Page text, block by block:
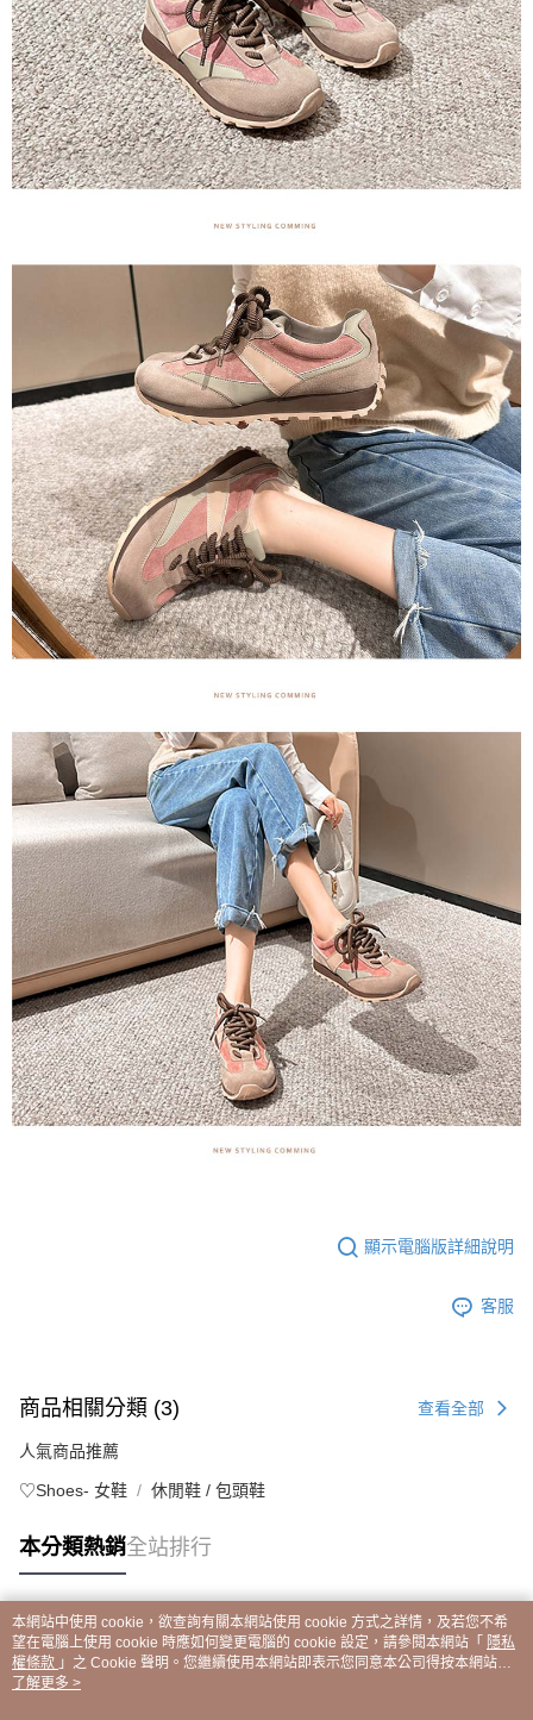
顯示電腦版詳細說明
客服
商品相關分類 (3) 查看全部
人氣商品推薦
♡Shoes- 女鞋 休閒鞋 / 包頭鞋
本分類熱銷全站排行
熱門標籤
本網站中使用 cookie，欲查詢有關本網站使用 cookie 方式之詳情，及若您不希
望在電腦上使用 cookie 時應如何變更電腦的 cookie 設定，請參閱本網站「 隱私
權條款 」之 Cookie 聲明。您繼續使用本網站即表示您同意本公司得按本網站使
用條款之 Cookie 聲明使用 cookie。
了解更多 >